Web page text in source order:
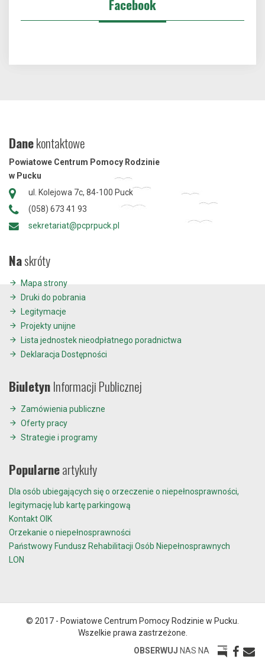
Facebook
Danekontaktowe
Powiatowe Centrum Pomocy Rodzinie
w Pucku
ul. Kolejowa 7c, 84-100 Puck
(058) 673 41 93
sekretariat@pcprpuck.pl
Naskróty
Mapa strony
Druki do pobrania
Legitymacje
Projekty unijne
Lista jednostek nieodpłatnego poradnictwa
Deklaracja Dostępności
BiuletynInformacji Publicznej
Zamówienia publiczne
Oferty pracy
Strategie i programy
Popularneartykuły
Dla osób ubiegających się o orzeczenie o niepełnosprawności,
legitymację lub kartę parkingową
Kontakt OIK
Orzekanie o niepełnosprawności
Państwowy Fundusz Rehabilitacji Osób Niepełnosprawnych
LON
© 2017 - Powiatowe Centrum Pomocy Rodzinie w Pucku.
Wszelkie prawa zastrzeżone.
OBSERWUJ NAS NA